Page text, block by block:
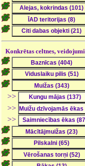
Konkrētas celtnes, veidojumi
>>
>>
>>